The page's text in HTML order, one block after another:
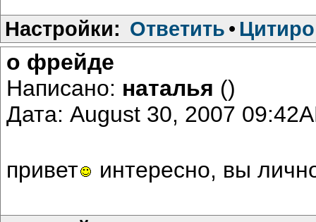
Настройки: Ответить •
о фрейде
Написано: наталья ()
Дата: August 30, 2007
привет интересно, вы